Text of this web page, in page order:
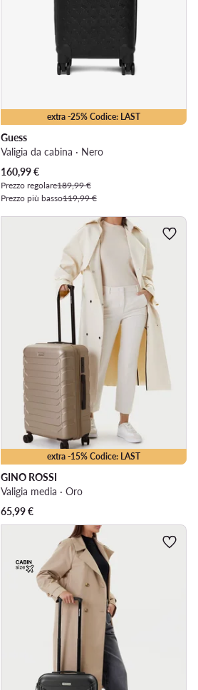
extra -25% Codice: LAST
Guess
Valigia da cabina · Nero
Prezzo attuale
160,99€
Prezzo regolare189,99 €
Prezzo più basso119,99 €
extra -15% Codice: LAST
GINO ROSSI
Valigia media · Oro
65,99€